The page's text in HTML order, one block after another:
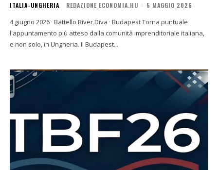
ITALIA-UNGHERIA REDAZIONE ECONOMIA.HU - 5 MAGGIO 2026
4 giugno 2026 · Battello River Diva · Budapest Torna puntuale
l'appuntamento più atteso dalla comunità imprenditoriale italiana,
e non solo, in Ungheria. Il Budapest...